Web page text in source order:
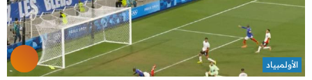
الأولمبياد